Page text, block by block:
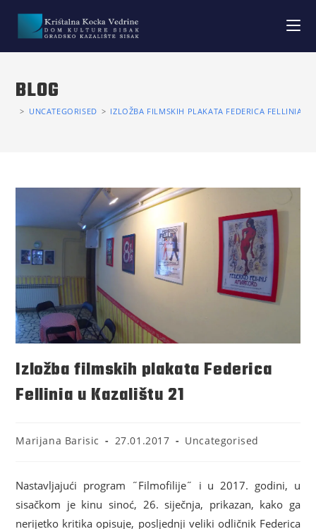
BLOG
> UNCATEGORISED > IZLOŽBA FILMSKIH PLAKATA FEDERICA FELLINIA U
Izložba filmskih plakata Federica
Fellinia u Kazalištu 21
Marijana Barisic 27.01.2017 Uncategorised
Nastavljajući program ˝Filmofilije˝ i u 2017. godini, u
sisačkom je kinu sinoć, 26. siječnja, prikazan, kako ga
nerijetko kritika opisuje, posljednji veliki odličnik Federica